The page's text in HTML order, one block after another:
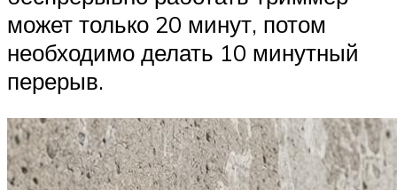
может только 20 минут, потом
необходимо делать 10 минутный
перерыв.